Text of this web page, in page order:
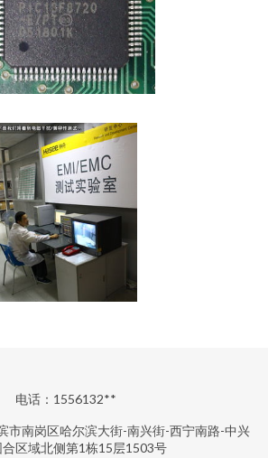
电话：1556132**
市南岗区哈尔滨大街-南兴街-西宁南路-中兴
合区域北侧第1栋15层1503号